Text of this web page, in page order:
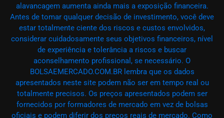
alavancagem aumenta ainda mais a exposição financeira.
Antes de tomar qualquer decisão de investimento, você deve
estar totalmente ciente dos riscos e custos envolvidos,
considerar cuidadosamente seus objetivos financeiros, nível
de experiência e tolerância a riscos e buscar
aconselhamento profissional, se necessário. O
BOLSAEMERCADO.COM.BR lembra que os dados
apresentados neste site podem não ser em tempo real ou
totalmente precisos. Os preços apresentados podem ser
fornecidos por formadores de mercado em vez de bolsas
oficiais e podem diferir dos preços reais de mercado. Como